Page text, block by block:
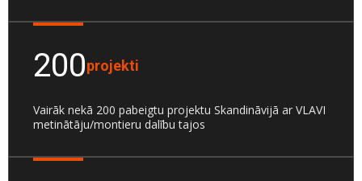
200projekti
Vairāk nekā 200 pabeigtu projektu Skandināvijā ar VLAVI
metinātāju/montieru dalību tajos